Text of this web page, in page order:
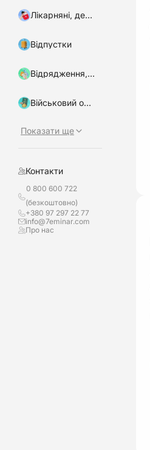
Лікарняні, декретні
Відпустки
Відрядження, підзвітні кошти
Військовий облік, бронювання
Показати ще
Контакти
0 800 600 722
(безкоштовно)
+380 97 297 22 77
info@7eminar.com
Про нас